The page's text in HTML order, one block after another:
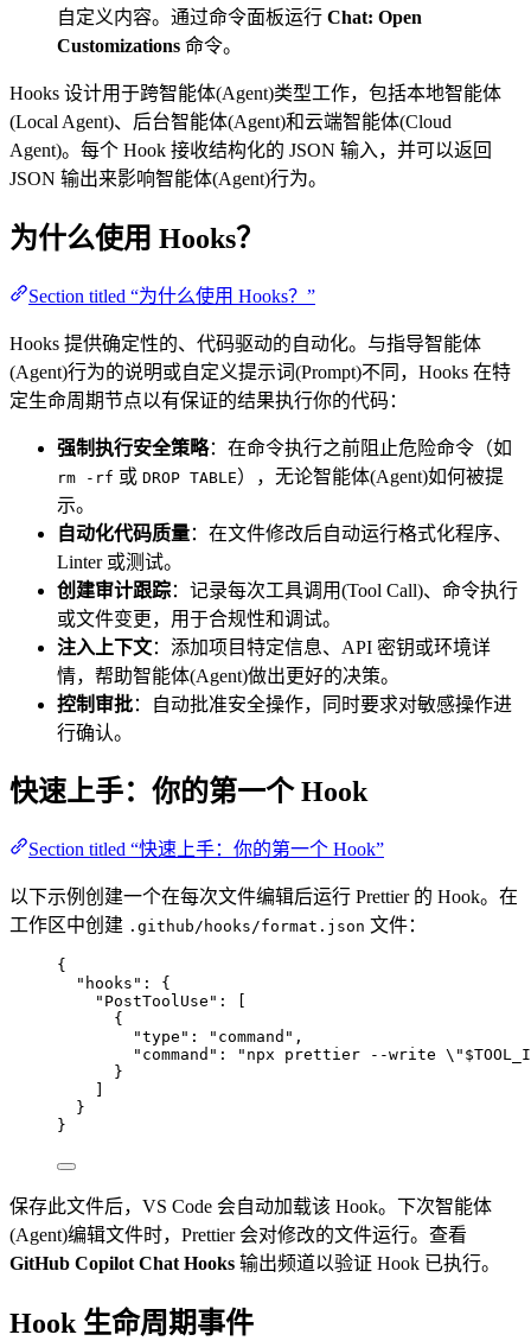
自定义内容。通过命令面板运行 Chat: Open
Customizations 命令。
Hooks 设计用于跨智能体(Agent)类型工作，包括本地智能体
(Local Agent)、后台智能体(Agent)和云端智能体(Cloud
Agent)。每个 Hook 接收结构化的 JSON 输入，并可以返回
JSON 输出来影响智能体(Agent)行为。
为什么使用 Hooks？
Section titled “为什么使用 Hooks？”
Hooks 提供确定性的、代码驱动的自动化。与指导智能体
(Agent)行为的说明或自定义提示词(Prompt)不同，Hooks 在特
定生命周期节点以有保证的结果执行你的代码：
强制执行安全策略：在命令执行之前阻止危险命令（如
rm -rf 或 DROP TABLE），无论智能体(Agent)如何被提
示。
自动化代码质量：在文件修改后自动运行格式化程序、
Linter 或测试。
创建审计跟踪：记录每次工具调用(Tool Call)、命令执行
或文件变更，用于合规性和调试。
注入上下文：添加项目特定信息、API 密钥或环境详
情，帮助智能体(Agent)做出更好的决策。
控制审批：自动批准安全操作，同时要求对敏感操作进
行确认。
快速上手：你的第一个 Hook
Section titled “快速上手：你的第一个 Hook”
以下示例创建一个在每次文件编辑后运行 Prettier 的 Hook。在
工作区中创建 .github/hooks/format.json 文件：
{
"hooks" : {
"PostToolUse" : [
{
"type" : " command " ,
"command" : " npx prettier --write \"
}
}
}
保存此文件后，VS Code 会自动加载该 Hook。下次智能体
(Agent)编辑文件时，Prettier 会对修改的文件运行。查看
GitHub Copilot Chat Hooks 输出频道以验证 Hook 已执行。
Hook 生命周期事件